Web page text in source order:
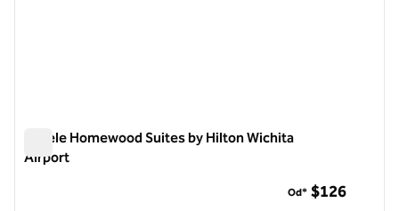
Hotele Homewood Suites by Hilton Wichita
Airport
Od* $126